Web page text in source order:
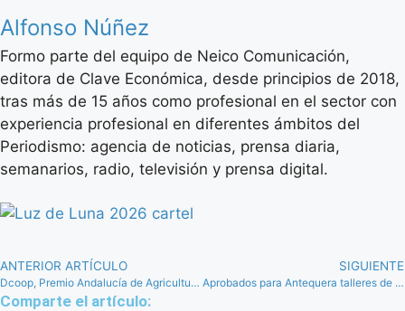
Alfonso Núñez
Formo parte del equipo de Neico Comunicación,
editora de Clave Económica, desde principios de 2018,
tras más de 15 años como profesional en el sector con
experiencia profesional en diferentes ámbitos del
Periodismo: agencia de noticias, prensa diaria,
semanarios, radio, televisión y prensa digital.
ANTERIOR ARTÍCULO
Dcoop, Premio Andalucía de Agricultura, Pesca y Agua 2023 de Iniciativa Innovadora
SIGUIENTE
Aprobados para Antequera talleres de empleo sobre fotovoltaica, carpintería y administrativo
Comparte el artículo: